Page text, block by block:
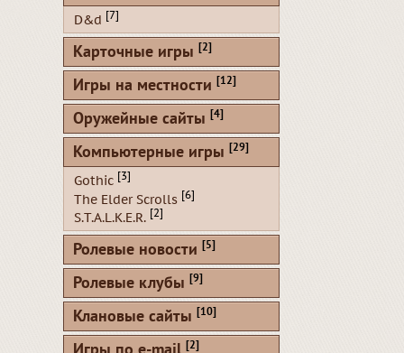
D&d [7]
Карточные игры [2]
Игры на местности [12]
Оружейные сайты [4]
Компьютерные игры [29]
Gothic [3]
The Elder Scrolls [6]
S.T.A.L.K.E.R. [2]
Ролевые новости [5]
Ролевые клубы [9]
Клановые сайты [10]
[2]